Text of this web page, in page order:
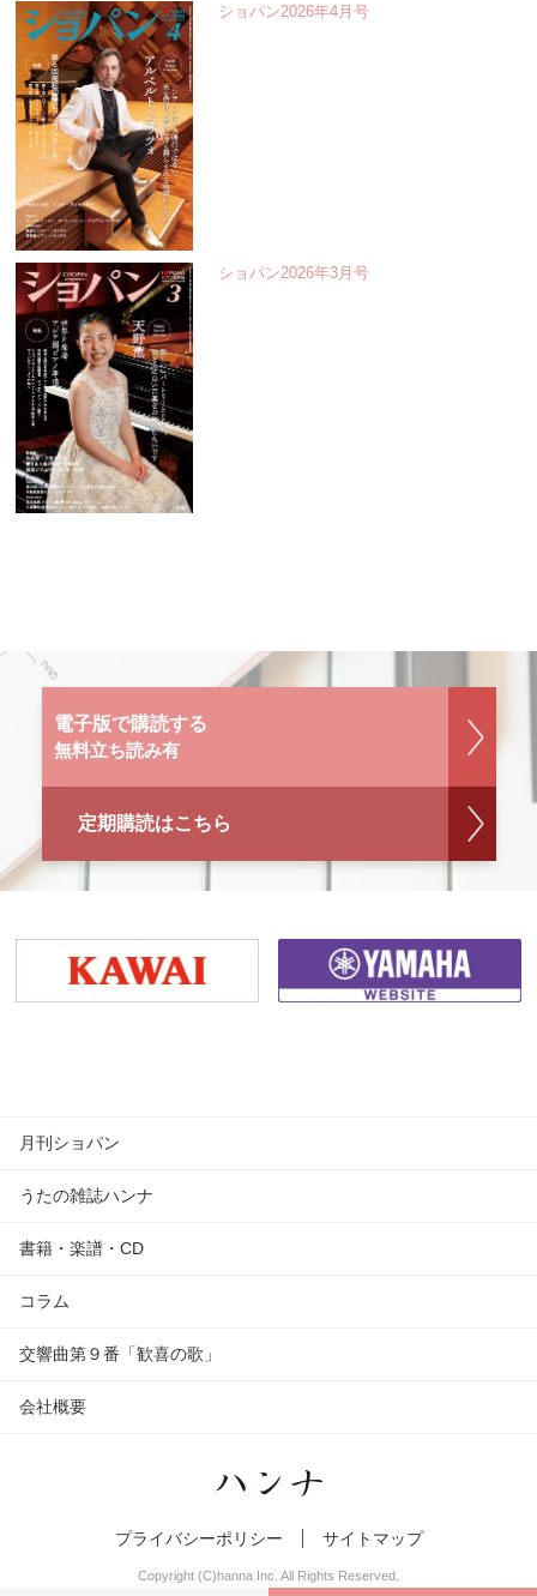
ショパン2026年4月号
ショパン2026年3月号
電子版で購読する
無料立ち読み有
定期購読はこちら
月刊ショパン
うたの雑誌ハンナ
書籍・楽譜・CD
コラム
交響曲第９番「歓喜の歌」
会社概要
プライバシーポリシー サイトマップ
Copyright (C)hanna Inc. All Rights Reserved.